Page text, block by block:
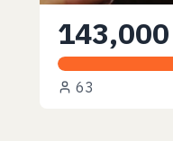
143,000
63